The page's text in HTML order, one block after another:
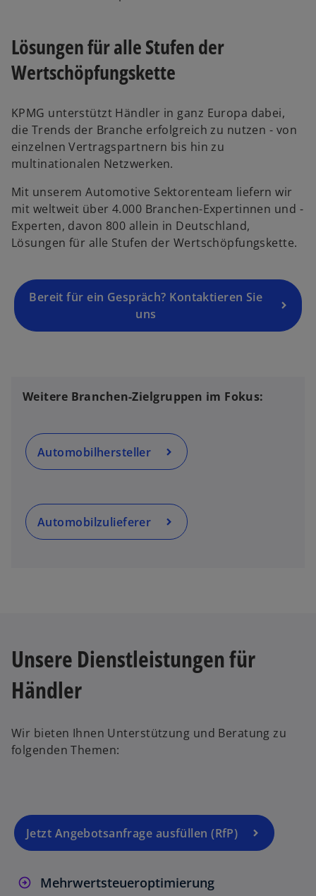
Lösungen für alle Stufen der
Wertschöpfungskette
KPMG unterstützt Händler in ganz Europa dabei,
die Trends der Branche erfolgreich zu nutzen - von
einzelnen Vertragspartnern bis hin zu
multinationalen Netzwerken.
Mit unserem Automotive Sektorenteam liefern wir
mit weltweit über 4.000 Branchen-Expertinnen und -
Experten, davon 800 allein in Deutschland,
Lösungen für alle Stufen der Wertschöpfungskette.
Bereit für ein Gespräch? Kontaktieren Sie
uns
Weitere Branchen-Zielgruppen im Fokus:
Automobilhersteller
Automobilzulieferer
Unsere Dienstleistungen für
Händler
Wir bieten Ihnen Unterstützung und Beratung zu
folgenden Themen:
Jetzt Angebotsanfrage ausfüllen (RfP)
e
e
is
Mehrwertsteueroptimierung